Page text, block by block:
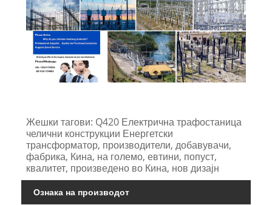
Жешки тагови: Q420 Електрична трафостаница
челични конструкции Енергетски
трансформатор, производители, добавувачи,
фабрика, Кина, на големо, евтини, попуст,
квалитет, произведено во Кина, нов дизајн
Ознака на производот